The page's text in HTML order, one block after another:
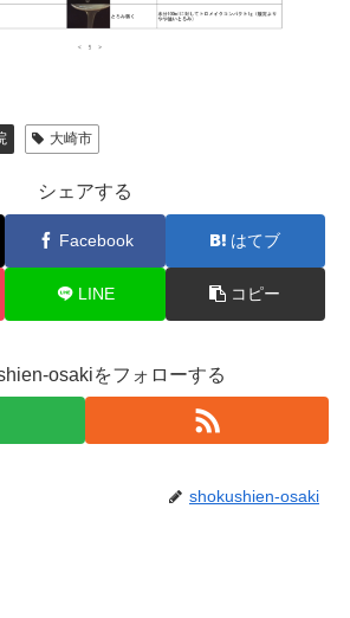
大崎市
シェアする
Facebook はてブ
LINE コピー
osakiをフォローする
shokushien-osaki